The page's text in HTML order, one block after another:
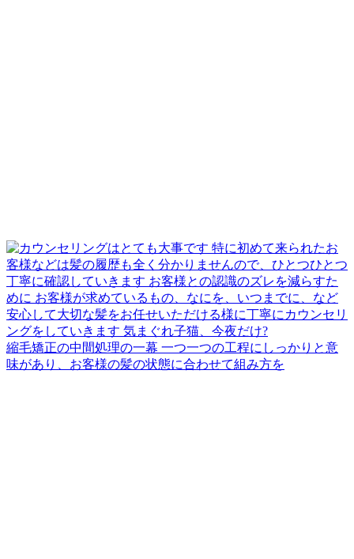
縮毛矯正の中間処理の一幕 一つ一つの工程にしっかりと意
味があり、お客様の髪の状態に合わせて組み方を